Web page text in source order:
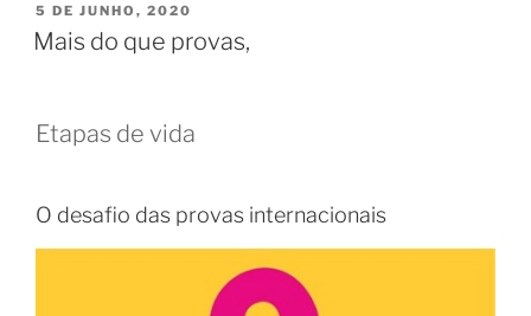
PUBLICADO
EM
5 DE JUNHO, 2020
Mais do que provas,
Etapas de vida
O desafio das provas internacionais